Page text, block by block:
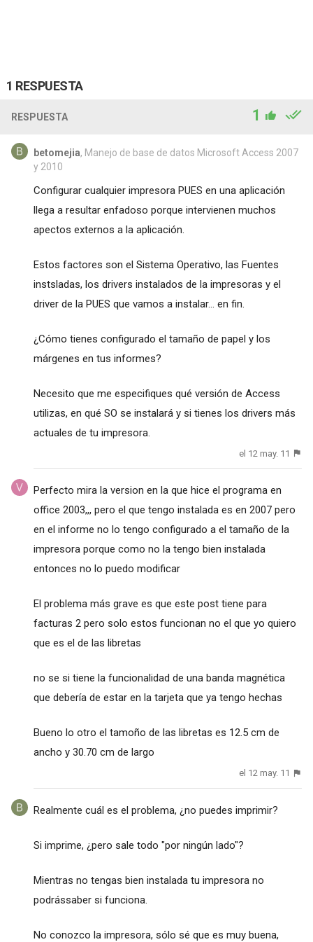
1 RESPUESTA
RESPUESTA 1
betomejia, Manejo de base de datos Microsoft Access 2007
y 2010
Configurar cualquier impresora PUES en una aplicación
llega a resultar enfadoso porque intervienen muchos
apectos externos a la aplicación.
Estos factores son el Sistema Operativo, las Fuentes
instsladas, los drivers instalados de la impresoras y el
driver de la PUES que vamos a instalar... en fin.
¿Cómo tienes configurado el tamaño de papel y los
márgenes en tus informes?
Necesito que me especifiques qué versión de Access
utilizas, en qué SO se instalará y si tienes los drivers más
actuales de tu impresora.
el 12 may. 11
Perfecto mira la version en la que hice el programa en
office 2003,,, pero el que tengo instalada es en 2007 pero
en el informe no lo tengo configurado a el tamaño de la
impresora porque como no la tengo bien instalada
entonces no lo puedo modificar
El problema más grave es que este post tiene para
facturas 2 pero solo estos funcionan no el que yo quiero
que es el de las libretas
no se si tiene la funcionalidad de una banda magnética
que debería de estar en la tarjeta que ya tengo hechas
Bueno lo otro el tamoño de las libretas es 12.5 cm de
ancho y 30.70 cm de largo
el 12 may. 11
Realmente cuál es el problema, ¿no puedes imprimir?
Si imprime, ¿pero sale todo "por ningún lado"?
Mientras no tengas bien instalada tu impresora no
podrássaber si funciona.
No conozco la impresora, sólo sé que es muy buena,